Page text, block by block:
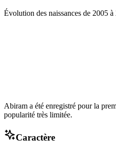
Évolution des naissances de 2005 à
Abiram a été enregistré pour la
popularité très limitée.
Caractère